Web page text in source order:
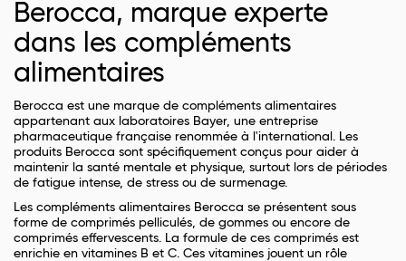
Berocca, marque experte
dans les compléments
alimentaires
Berocca est une marque de compléments alimentaires
appartenant aux laboratoires Bayer, une entreprise
pharmaceutique française renommée à l'international. Les
produits Berocca sont spécifiquement conçus pour aider à
maintenir la santé mentale et physique, surtout lors de périodes
de fatigue intense, de stress ou de surmenage.
Les compléments alimentaires Berocca se présentent sous
forme de comprimés pelliculés, de gommes ou encore de
comprimés effervescents. La formule de ces comprimés est
enrichie en vitamines B et C. Ces vitamines jouent un rôle